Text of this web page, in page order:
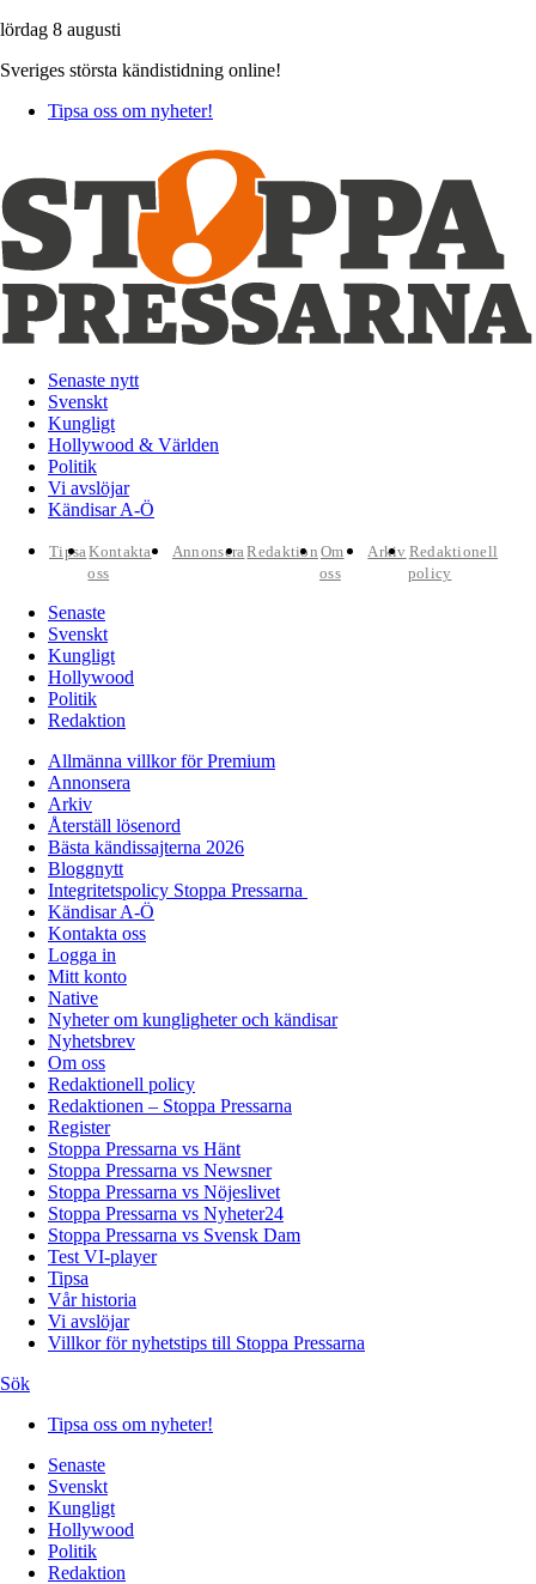
lördag 8 augusti
Sveriges största kändistidning online!
Tipsa oss om nyheter!
Senaste nytt
Svenskt
Kungligt
Hollywood & Världen
Politik
Vi avslöjar
Kändisar A-Ö
TipsaKontakta
oss
AnnonseraRedaktion Om
oss
Arkiv Redaktionell
policy
Senaste
Svenskt
Kungligt
Hollywood
Politik
Redaktion
Allmänna villkor för Premium
Annonsera
Arkiv
Återställ lösenord
Bästa kändissajterna 2026
Bloggnytt
Integritetspolicy Stoppa Pressarna
Kändisar A-Ö
Kontakta oss
Logga in
Mitt konto
Native
Nyheter om kungligheter och kändisar
Nyhetsbrev
Om oss
Redaktionell policy
Redaktionen – Stoppa Pressarna
Register
Stoppa Pressarna vs Hänt
Stoppa Pressarna vs Newsner
Stoppa Pressarna vs Nöjeslivet
Stoppa Pressarna vs Nyheter24
Stoppa Pressarna vs Svensk Dam
Test VI-player
Tipsa
Vår historia
Vi avslöjar
Villkor för nyhetstips till Stoppa Pressarna
Sök
Tipsa oss om nyheter!
Senaste
Svenskt
Kungligt
Hollywood
Politik
Redaktion